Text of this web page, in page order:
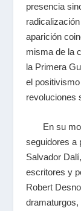
presencia
aparición
misma de la
la Primera
el
revoluciones
En su
seguidores a
Salvador
escritores y
Robert